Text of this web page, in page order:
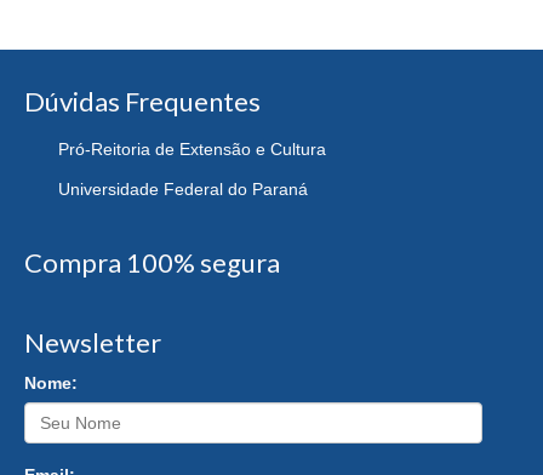
Dúvidas Frequentes
Pró-Reitoria de Extensão e Cultura
Universidade Federal do Paraná
Compra 100% segura
Newsletter
Nome: